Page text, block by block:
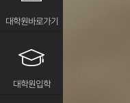
대학원바로가기
대학원입학